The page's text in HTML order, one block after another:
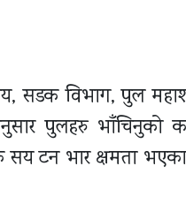
सडक विभाग, पुल
पुलहरु भाँचिनुको
सय टन भार क्षमता